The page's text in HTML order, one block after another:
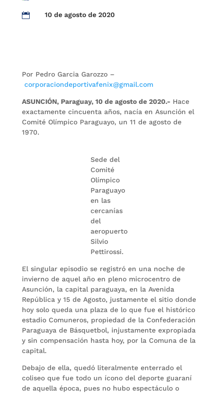
 10 de agosto de 2020
Por Pedro Garcia Garozzo –
corporaciondeportivafenix@gmail.com
ASUNCIÓN, Paraguay, 10 de agosto de 2020.-Hace
exactamente cincuenta años, nacía en Asunción el
Comité Olímpico Paraguayo, un 11 de agosto de
1970.
Sede del
Comité
Olímpico
Paraguayo
en las
cercanías
del
aeropuerto
Silvio
Pettirossi.
El singular episodio se registró en una noche de
invierno de aquel año en pleno microcentro de
Asunción, la capital paraguaya, en la Avenida
República y 15 de Agosto, justamente el sitio donde
hoy solo queda una plaza de lo que fue el histórico
estadio Comuneros, propiedad de la Confederación
Paraguaya de Básquetbol, injustamente expropiada
y sin compensación hasta hoy, por la Comuna de la
capital.
Debajo de ella, quedó literalmente enterrado el
coliseo que fue todo un ícono del deporte guaraní
de aquella época, pues no hubo espectáculo o